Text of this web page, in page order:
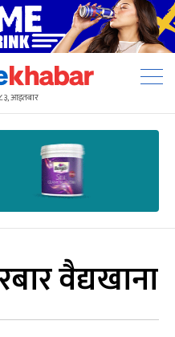
आइतबार
वैद्यखाना